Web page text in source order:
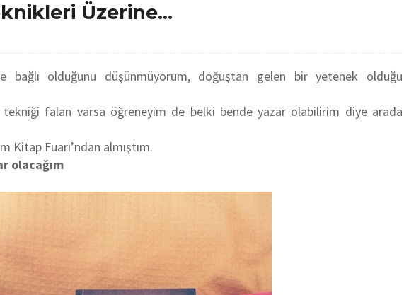
Üzerine...
bağlı olduğunu düşünmüyorum, doğuştan gelen bir yetenek olduğu
tekniği falan varsa öğreneyim de belki bende yazar olabilirim diye arada
Kitap Fuarı’ndan almıştım.
olacağım